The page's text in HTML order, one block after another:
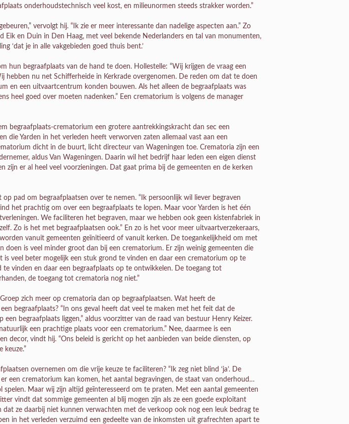
onderhoudstechnisch veel kost, en milieunormen steeds strakker worden.”
vervolgt hij. “Ik zie er meer interessante dan nadelige aspecten aan.” Zo
Eik en Duin in Den Haag, met veel bekende Nederlanders en tal van monumenten,
‘dat je in alle vakgebieden goed thuis bent.’
hun begraafplaats van de hand te doen. Hollestelle: “Wij krijgen de vraag een
hebben nu net Schifferheide in Kerkrade overgenomen. De reden om dat te doen
en een uitvaartcentrum konden bouwen. Als het alleen de begraafplaats was
heel goed over moeten nadenken.” Een crematorium is volgens de manager
begraafplaats-crematorium een grotere aantrekkingskracht dan sec een
die Yarden in het verleden heeft verworven zaten allemaal vast aan een
dicht in de buurt, licht directeur van Wageningen toe. Crematoria zijn een
aldus Van Wageningen. Daarin wil het bedrijf haar leden een eigen dienst
zijn er al heel veel voorzieningen. Dat gaat prima bij de gemeenten en de kerken
op pad om begraafplaatsen over te nemen. “Ik persoonlijk wil liever begraven
het prachtig om over een begraafplaats te lopen. Maar voor Yarden is het één
We faciliteren het begraven, maar we hebben ook geen kistenfabriek in
Zo is het met begraafplaatsen ook.” En zo is het voor meer uitvaartverzekeraars,
vanuit gemeenten geïnitieerd of vanuit kerken. De toegankelijkheid om met
doen is veel minder groot dan bij een crematorium. Er zijn weinig gemeenten die
is veel beter mogelijk een stuk grond te vinden en daar een crematorium op te
vinden en daar een begraafplaats op te ontwikkelen. De toegang tot
de toegang tot crematoria nog niet.”
zich meer op crematoria dan op begraafplaatsen. Wat heeft de
begraafplaats? “In ons geval heeft dat veel te maken met het feit dat de
begraafplaats liggen,” aldus voorzitter van de raad van bestuur Henry Keizer.
een prachtige plaats voor een crematorium.” Nee, daarmee is een
decor, vindt hij. “Ons beleid is gericht op het aanbieden van beide diensten, op
keuze.”
overnemen om die vrije keuze te faciliteren? “Ik zeg niet blind ‘ja’. De
een crematorium kan komen, het aantal begravingen, de staat van onderhoud…
spelen. Maar wij zijn altijd geïnteresseerd om te praten. Met een aantal gemeenten
vindt dat sommige gemeenten al blij mogen zijn als ze een goede exploitant
dat ze daarbij niet kunnen verwachten met de verkoop ook nog een leuk bedrag te
in het verleden verzuimd een gedeelte van de inkomsten uit grafrechten apart te